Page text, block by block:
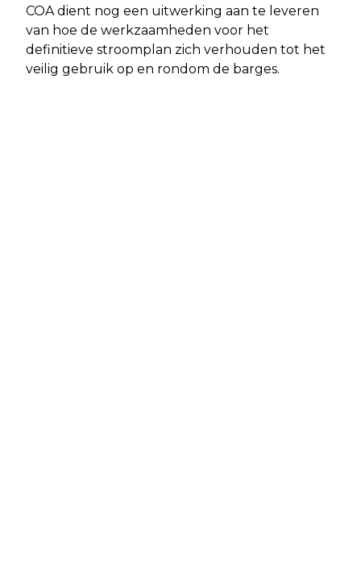
COA dient nog een uitwerking aan te leveren
van hoe de werkzaamheden voor het
definitieve stroomplan zich verhouden tot het
veilig gebruik op en rondom de barges.